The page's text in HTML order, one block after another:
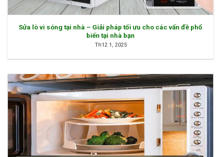
Sửa lò vi sóng tại nhà – Giải pháp tối ưu cho các vấn đề phổ
biến tại nhà bạn
Th12 1, 2025